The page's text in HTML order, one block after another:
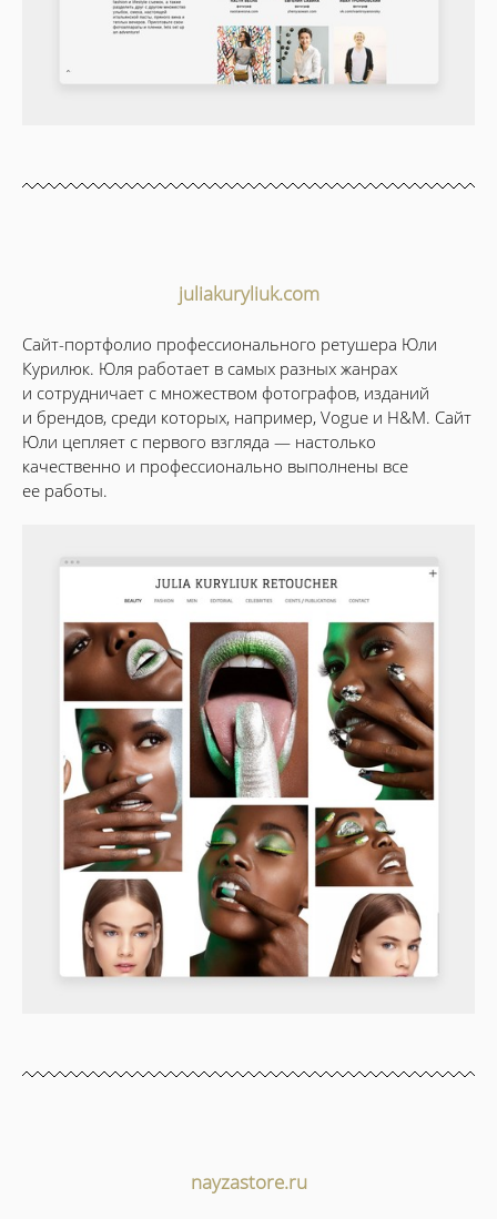
juliakuryliuk.com​
Сайт-портфолио профессионального ретушера Юли
Курилюк. Юля работает в самых разных жанрах
и сотрудничает с множеством фотографов, изданий
и брендов, среди которых, например, Vogue и H&M. Сайт
Юли цепляет с первого взгляда — настолько
качественно и профессионально выполнены все
ее работы.
nayzastore.ru